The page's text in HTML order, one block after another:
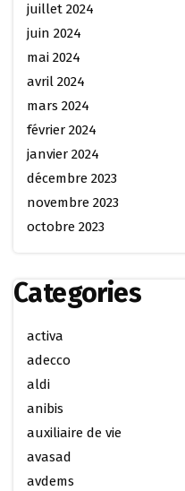
juillet 2024
juin 2024
mai 2024
avril 2024
mars 2024
février 2024
janvier 2024
décembre 2023
novembre 2023
octobre 2023
Categories
activa
adecco
aldi
anibis
auxiliaire de vie
avasad
avdems